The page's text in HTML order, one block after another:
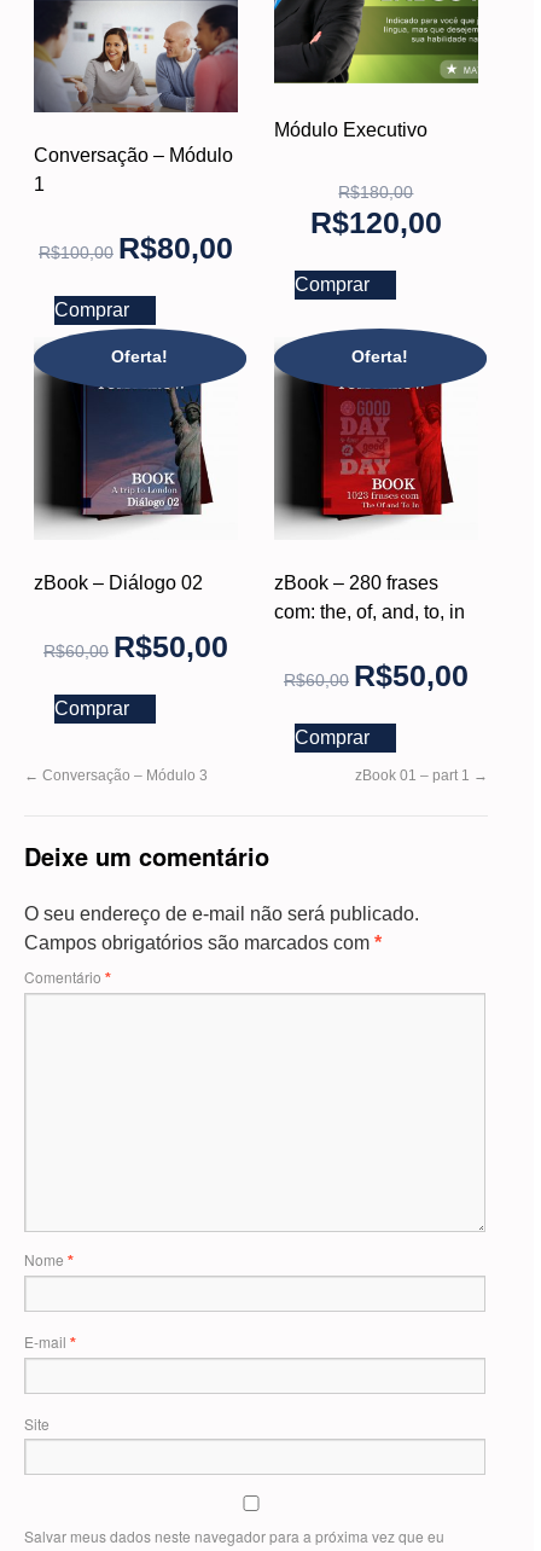
Conversação – Módulo
1
R$100,00 R$80,00
Comprar
Módulo Executivo
R$180,00
R$120,00
Comprar
Oferta!
zBook – Diálogo 02
R$60,00 R$50,00
Comprar
Oferta!
zBook – 280 frases
com: the, of, and, to, in
R$60,00 R$50,00
Comprar
← Conversação – Módulo 3 zBook 01 – part 1 →
Deixe um comentário
O seu endereço de e-mail não será publicado.
Campos obrigatórios são marcados com *
Comentário *
Nome *
E-mail *
Site
Salvar meus dados neste navegador para a próxima vez que eu